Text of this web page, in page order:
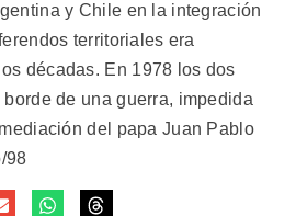
y Chile en la integración
territoriales era
décadas. En 1978 los dos
de una guerra, impedida
del papa Juan Pablo
98